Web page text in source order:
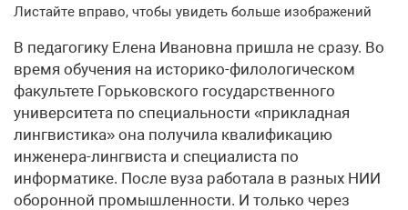
Листайте вправо, чтобы увидеть больше изображений
В педагогику Елена Ивановна пришла не сразу. Во
время обучения на историко-филологическом
факультете Горьковского государственного
университета по специальности «прикладная
лингвистика» она получила квалификацию
инженера-лингвиста и специалиста по
информатике. После вуза работала в разных НИИ
оборонной промышленности. И только через